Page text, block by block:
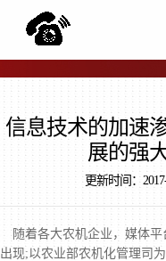
信息技术的加速
展的强
更新时间：
随着各大农机企业，媒体平
出现;以农业部农机化管理司